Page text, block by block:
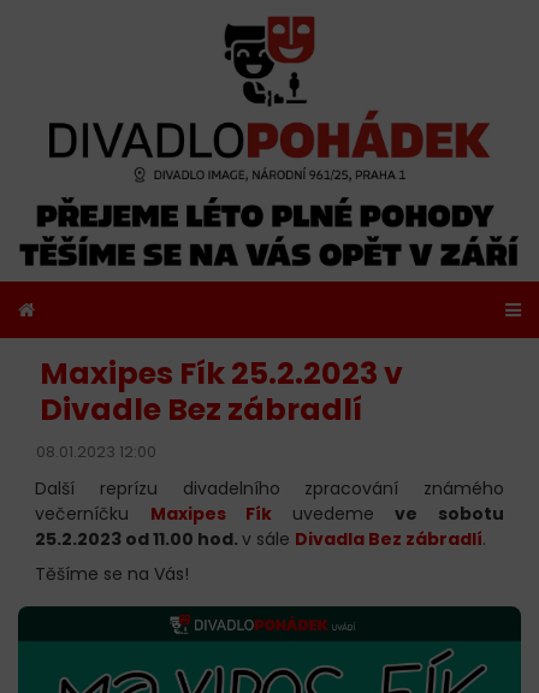
Maxipes Fík 25.2.2023 v
Divadle Bez zábradlí
08.01.2023 12:00
Další reprízu divadelního zpracování známého
večerníčku Maxipes Fík uvedemeve sobotu
25.2.2023 od 11.00 hod. v sále Divadla Bez zábradlí.
Těšíme se na Vás!